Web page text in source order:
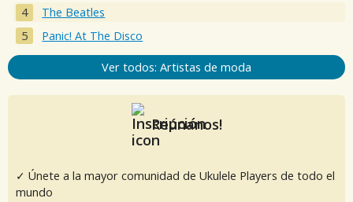
The Beatles
Panic! At The Disco
Ver todos: Artistas de moda
Reúnanos!
✓ Únete a la mayor comunidad de Ukulele Players de todo el
mundo